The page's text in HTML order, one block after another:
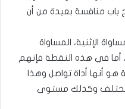
منافسة بعيدة من أن
الإثنية، المساواة
أما في هذه النقطة فإنهم
هو أنها أداة تواصل وهذا
يختلف وكذلك مستوى